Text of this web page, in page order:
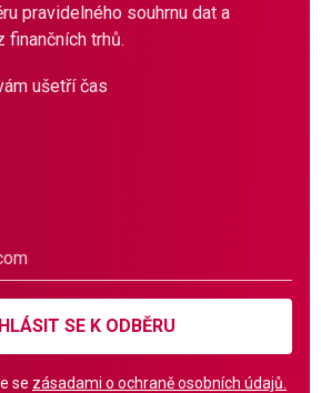
pravidelného souhrnu dat a
trhů.
ušetří čas
SE K ODBĚRU
se zásadami o ochraně osobních údajů.